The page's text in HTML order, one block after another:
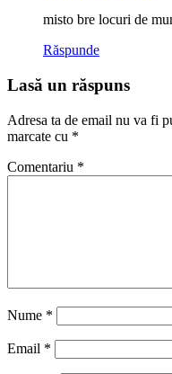
misto bre locuri de
Răspunde
Lasă un răspuns
Adresa ta de email nu va fi
marcate cu *
Comentariu *
Nume *
Email *